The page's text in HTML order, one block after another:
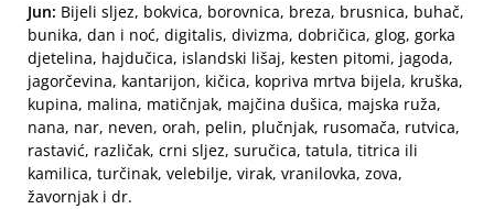
Jun: Bijeli sljez, bokvica, borovnica, breza, brusnica, buhač,
bunika, dan i noć, digitalis, divizma, dobričica, glog, gorka
djetelina, hajdučica, islandski lišaj, kesten pitomi, jagoda,
jagorčevina, kantarijon, kičica, kopriva mrtva bijela, kruška,
kupina, malina, matičnjak, majčina dušica, majska ruža,
nana, nar, neven, orah, pelin, plučnjak, rusomača, rutvica,
rastavić, različak, crni sljez, suručica, tatula, titrica ili
kamilica, turčinak, velebilje, virak, vranilovka, zova,
žavornjak i dr.